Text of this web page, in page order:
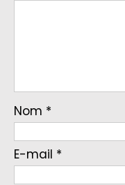
Nom *
E-mail *